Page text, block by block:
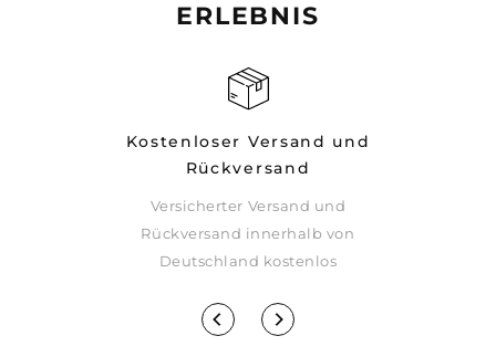
ERLEBNIS
Kostenloser Versand und
Rückversand
Versicherter Versand und
Rückversand innerhalb von
Deutschland kostenlos